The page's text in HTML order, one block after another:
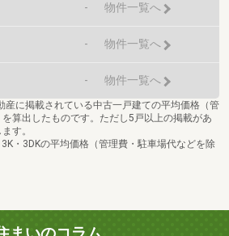
- 物件一覧へ
- 物件一覧へ
- 物件一覧へ
産に掲載されている中古一戸建ての平均価格（管
算出したものです。ただし5戸以上の掲載があ
す。
・3DKの平均価格（管理費・駐車場代などを除